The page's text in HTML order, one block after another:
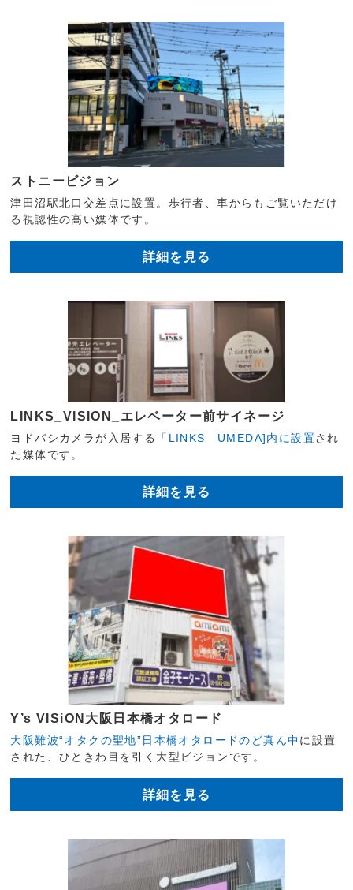
ストニービジョン
津田沼駅北口交差点に設置。歩行者、車からもご覧いただけ
る視認性の高い媒体です。
詳細を見る
LINKS_VISION_エレベーター前サイネージ
ヨドバシカメラが入居する 「LINKS UMEDA]内に設置され
た媒体です。
詳細を見る
Y’s VISiON大阪日本橋オタロード
大阪難波“オタクの聖地”日本橋オタロードのど真ん中に設置
された、ひときわ目を引く大型ビジョンです。
詳細を見る